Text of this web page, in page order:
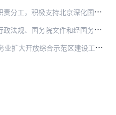
建设。商务部要会同有关部门加强指导和协调推进，组织开展督促和评估工作，确保《工作方案》…
的，按规定程序办理。国务院有关部门要根据《工作方案》相应调整本部门制定的规章和规范性文…
大开放综合示范区建设工作方案